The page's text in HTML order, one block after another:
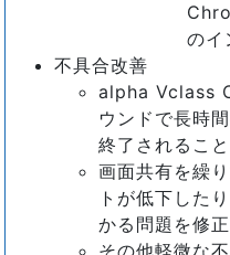
のイ
不具合改善
alpha Vclass
ウンドで長時
終了されるこ
画面共有を繰
トが低下した
かる問題を修正